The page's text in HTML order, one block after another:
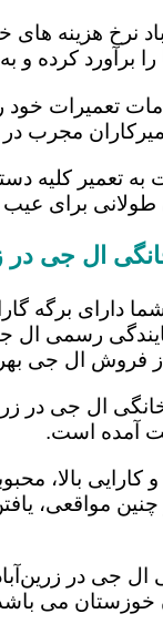
نرخ هزینه های
ها را برآورد
تعمیرات
به تعمیر
برای
ال جی در
دارای برگه
رسمی ال
فروش ال جی
ال جی در
آمده است.
بالا،
مواقعی،
ال جی در
خوزستان می